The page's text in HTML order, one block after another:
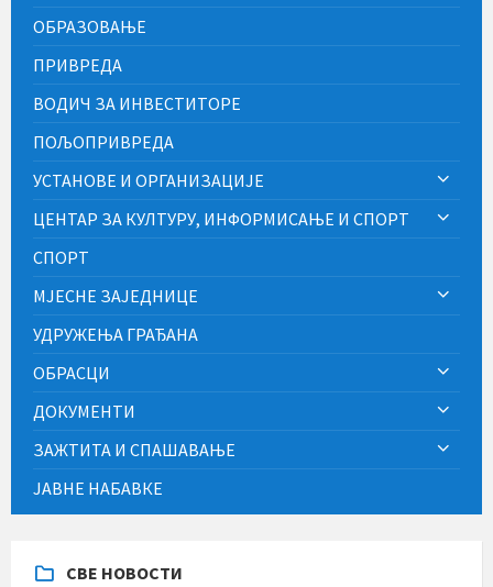
ОБРАЗОВАЊЕ
ПРИВРЕДА
ВОДИЧ ЗА ИНВЕСТИТОРЕ
ПОЉОПРИВРЕДА
УСТАНОВЕ И ОРГАНИЗАЦИЈЕ
ЦЕНТАР ЗА КУЛТУРУ, ИНФОРМИСАЊЕ И СПОРТ
СПОРТ
МЈЕСНЕ ЗАЈЕДНИЦЕ
УДРУЖЕЊА ГРАЂАНА
ОБРАСЦИ
ДОКУМЕНТИ
ЗАЖТИТА И СПАШАВАЊЕ
ЈАВНЕ НАБАВКЕ
СВЕ НОВОСТИ